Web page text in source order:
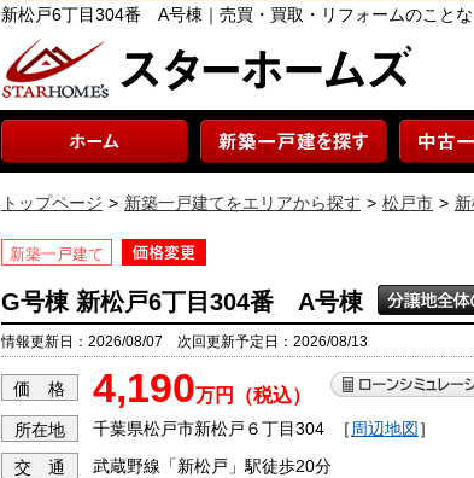
新松戸6丁目304番 A号棟｜売買・買取・リフォームのことな
トップページ 新築一戸建てをエリアから探す 松戸市
新築一戸建て
G号棟 新松戸6丁目304番 A号棟
情報更新日：2026/08/07 次回更新予定日：2026/08/13
価 格 4,190万円（税込）
所在地 千葉県松戸市新松戸６丁目304 ［ 周辺地図］
交 通 武蔵野線「新松戸」駅徒歩20分